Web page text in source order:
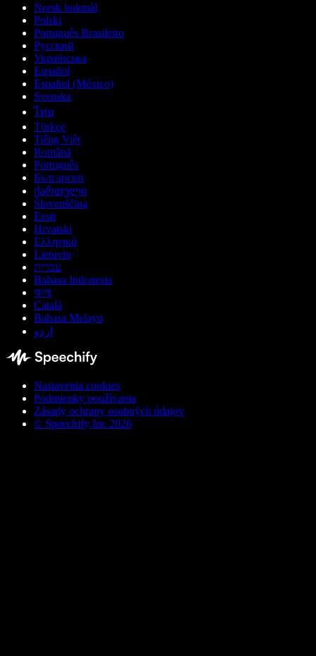
Norsk bokmål
Polski
Português Brasileiro
Русский
Українська
Español
Español (México)
Svenska
ไทย
Türkçe
Tiếng Việt
Română
Português
Български
ქართული
Slovenščina
Eesti
Hrvatski
Ελληνικά
Lietuvių
עברית
Bahasa Indonesia
বাংলা
Català
Bahasa Melayu
اردو
Nastavenia cookies
Podmienky používania
Zásady ochrany osobných údajov
© Speechify Inc 2026